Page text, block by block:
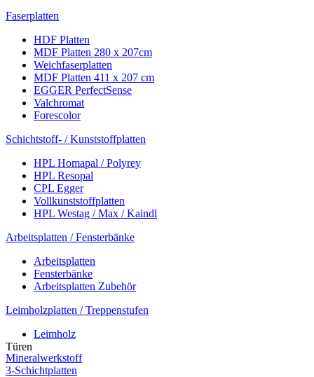
Faserplatten
HDF Platten
MDF Platten 280 x 207cm
Weichfaserplatten
MDF Platten 411 x 207 cm
EGGER PerfectSense
Valchromat
Forescolor
Schichtstoff- / Kunststoffplatten
HPL Homapal / Polyrey
HPL Resopal
CPL Egger
Vollkunststoffplatten
HPL Westag / Max / Kaindl
Arbeitsplatten / Fensterbänke
Arbeitsplatten
Fensterbänke
Arbeitsplatten Zubehör
Leimholzplatten / Treppenstufen
Leimholz
Mineralwerkstoff
3-Schichtplatten
Türen